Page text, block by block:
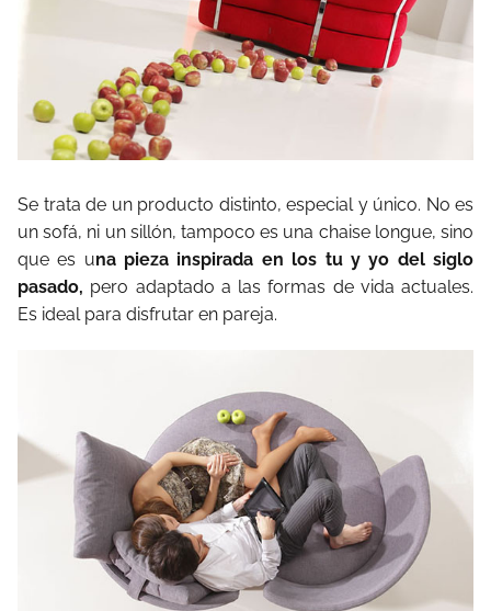
Se trata de un producto distinto, especial y único. No es
un sofá, ni un sillón, tampoco es una chaise longue, sino
que es una pieza inspirada en los tu y yo del siglo
pasado, pero adaptado a las formas de vida actuales.
Es ideal para disfrutar en pareja.